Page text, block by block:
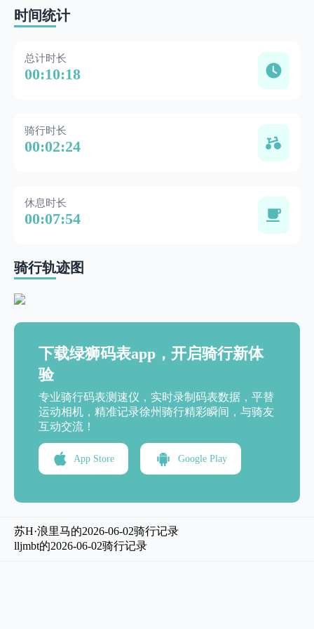
时间统计
总计时长
00:10:18
骑行时长
00:02:24
休息时长
00:07:54
骑行轨迹图
下载绿狮码表app，开启骑行新体
验
专业骑行码表测速仪，实时录制码表数据，平替
运动相机，精准记录徐州骑行精彩瞬间，与骑友
互动交流！
App Store Google Play
苏H·浪里马的2026-06-02骑行记录
lljmbt的2026-06-02骑行记录